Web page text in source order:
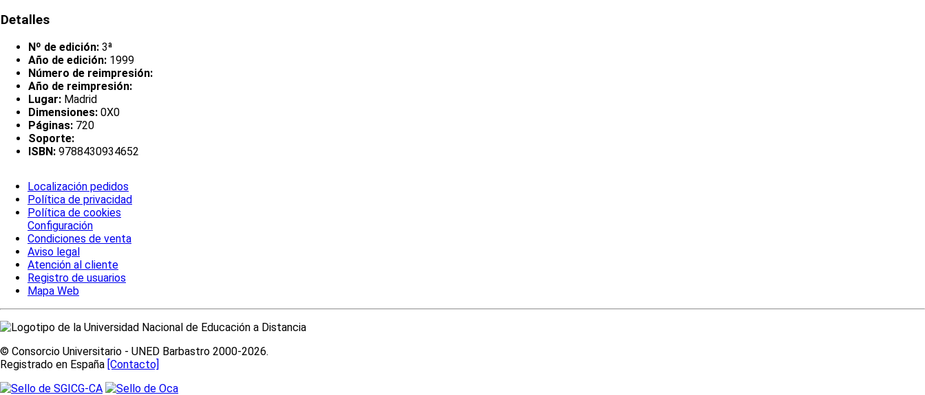
Detalles
Nº de edición: 3ª
Año de edición: 1999
Número de reimpresión:
Año de reimpresión:
Lugar: Madrid
Dimensiones: 0X0
Páginas: 720
Soporte:
ISBN: 9788430934652
Localización pedidos
Política de privacidad
Política de cookies
Configuración
Condiciones de venta
Aviso legal
Atención al cliente
Registro de usuarios
Mapa Web
© Consorcio Universitario - UNED Barbastro 2000-2026.
Registrado en España [Contacto]